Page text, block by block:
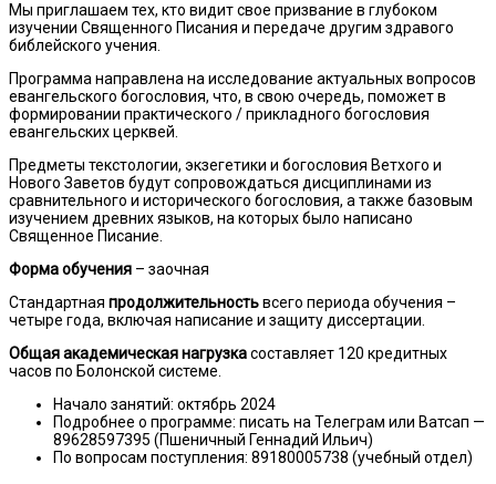
Мы приглашаем тех, кто видит свое призвание в глубоком
изучении Священного Писания и передаче другим здравого
библейского учения.
Программа направлена на исследование актуальных вопросов
евангельского богословия, что, в свою очередь, поможет в
формировании практического / прикладного богословия
евангельских церквей.
Предметы текстологии, экзегетики и богословия Ветхого и
Нового Заветов будут сопровождаться дисциплинами из
сравнительного и исторического богословия, а также базовым
изучением древних языков, на которых было написано
Священное Писание.
Форма обучения – заочная
Стандартная продолжительностьвсего периода обучения –
четыре года, включая написание и защиту диссертации.
Общая академическая нагрузкасоставляет 120 кредитных
часов по Болонской системе.
Начало занятий: октябрь 2024
Подробнее о программе: писать на Телеграм или Ватсап —
89628597395 (Пшеничный Геннадий Ильич)
По вопросам поступления: 89180005738 (учебный отдел)